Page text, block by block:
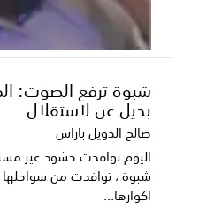
شبوة ترفع الصوت:
بديل عن لاستقلال
صالح الدويل باراس
اليوم توافدت حشود غير
شبوة ، توافدت من
اكوارها...